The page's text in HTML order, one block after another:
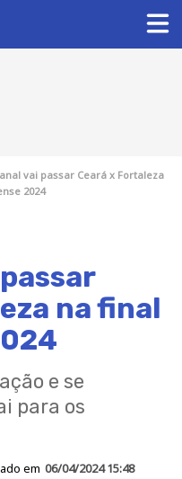
vai passar Ceará x Fortaleza
2024
na final
e se
para os
em 06/04/2024 15:48